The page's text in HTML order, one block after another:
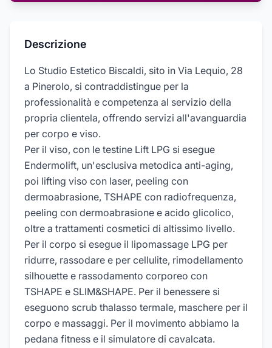
Descrizione
Lo Studio Estetico Biscaldi, sito in Via Lequio, 28
a Pinerolo, si contraddistingue per la
professionalità e competenza al servizio della
propria clientela, offrendo servizi all'avanguardia
per corpo e viso.
Per il viso, con le testine Lift LPG si esegue
Endermolift, un'esclusiva metodica anti-aging,
poi lifting viso con laser, peeling con
dermoabrasione, TSHAPE con radiofrequenza,
peeling con dermoabrasione e acido glicolico,
oltre a trattamenti cosmetici di altissimo livello.
Per il corpo si esegue il lipomassage LPG per
ridurre, rassodare e per cellulite, rimodellamento
silhouette e rassodamento corporeo con
TSHAPE e SLIM&SHAPE. Per il benessere si
eseguono scrub thalasso termale, maschere per il
corpo e massaggi. Per il movimento abbiamo la
pedana fitness e il simulatore di cavalcata.